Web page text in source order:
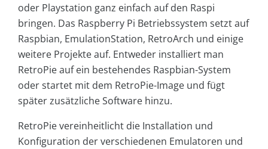
oder Playstation ganz einfach auf den Raspi
bringen. Das Raspberry Pi Betriebssystem setzt auf
Raspbian, EmulationStation, RetroArch und einige
weitere Projekte auf. Entweder installiert man
RetroPie auf ein bestehendes Raspbian-System
oder startet mit dem RetroPie-Image und fügt
später zusätzliche Software hinzu.
RetroPie vereinheitlicht die Installation und
Konfiguration der verschiedenen Emulatoren und